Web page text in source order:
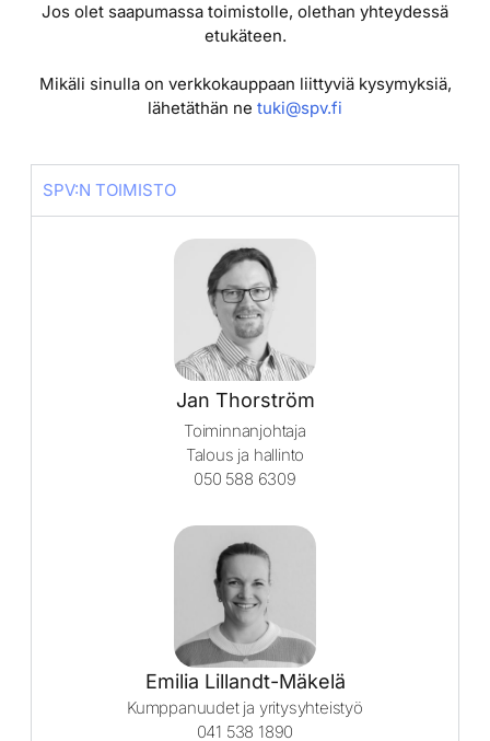
Jos olet saapumassa toimistolle, olethan yhteydessä
etukäteen.
Mikäli sinulla on verkkokauppaan liittyviä kysymyksiä,
lähetäthän ne tuki@spv.fi
SPV:N TOIMISTO
Jan Thorström
Toiminnanjohtaja
Talous ja hallinto
050 588 6309
Emilia Lillandt-Mäkelä
Kumppanuudet ja yritysyhteistyö
041 538 1890